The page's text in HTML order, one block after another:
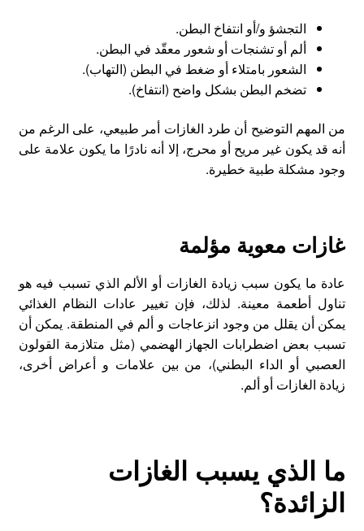
التجشؤ و/أو انتفاخ البطن.
ألم أو تشنجات أو شعور معقّد في البطن.
الشعور بامتلاء أو ضغط في البطن (التهاب).
تضخم البطن بشكل واضح (انتفاخ).
من المهم التوضيح أن طرد الغازات أمر طبيعي، على الرغم من
أنه قد يكون غير مريح أو محرج، إلا أنه نادرًا ما يكون علامة على
وجود مشكلة طبية خطيرة.
غازات معوية مؤلمة
عادة ما يكون سبب زيادة الغازات أو الألم الذي تسبب فيه هو
تناول أطعمة معينة. لذلك، فإن تغيير عادات النظام الغذائي
يمكن أن يقلل من وجود انزعاجات و ألم في المنطقة. يمكن أن
تسبب بعض اضطرابات الجهاز الهضمي (مثل متلازمة القولون
العصبي أو الداء البطني)، من بين علامات و أعراض أخرى،
زيادة الغازات أو ألم.
ما الذي يسبب الغازات
الزائدة؟